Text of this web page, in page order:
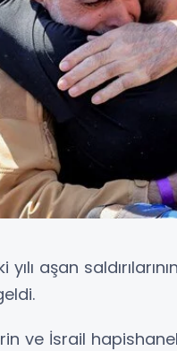
aşan
ve İsrail